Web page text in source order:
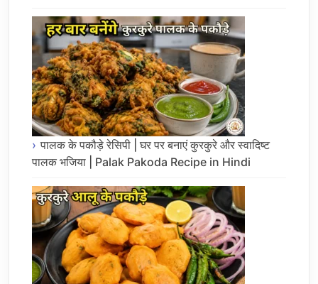
पालक के पकौड़े रेसिपी | घर पर बनाएं कुरकुरे और स्वादिष्ट
पालक भजिया | Palak Pakoda Recipe in Hindi